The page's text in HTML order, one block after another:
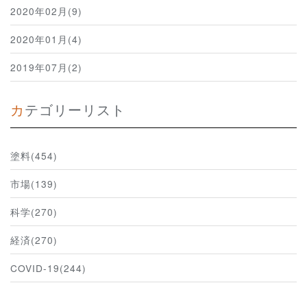
2020年02月(9)
2020年01月(4)
2019年07月(2)
カテゴリーリスト
塗料(454)
市場(139)
科学(270)
経済(270)
COVID-19(244)